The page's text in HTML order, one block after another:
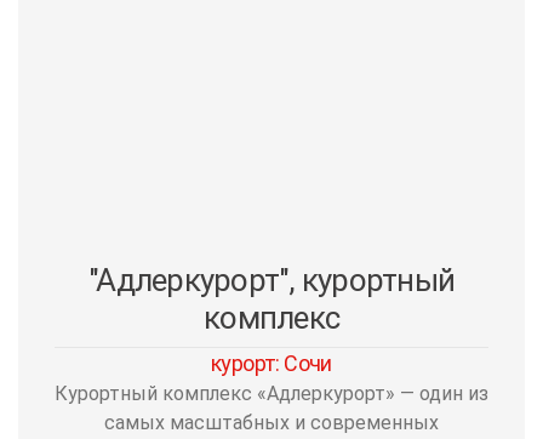
"Адлеркурорт", курортный
комплекс
курорт: Сочи
Курортный комплекс «Адлеркурорт» — один из
самых масштабных и современных